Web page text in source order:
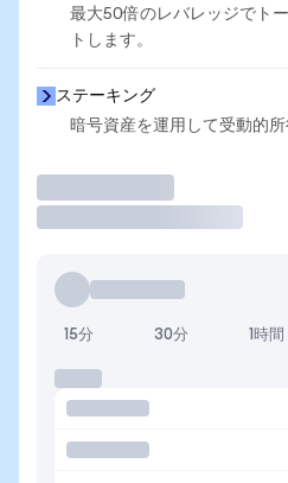
最大50倍のレバレッジでト
トします。
ステーキング
暗号資産を運用して受動的所
15分 30分 1時間